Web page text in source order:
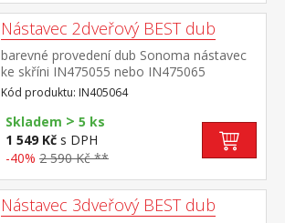
Nástavec 2dveřový BEST dub
barevné provedení dub Sonoma nástavec
ke skříni IN475055 nebo IN475065
nástavec je součástí skříně a nelze jej
sestavit samostatně
Kód produktu: IN405064
Skladem > 5 ks
1 549 Kč s DPH
-40% 2 590 Kč **
Nástavec 3dveřový BEST dub